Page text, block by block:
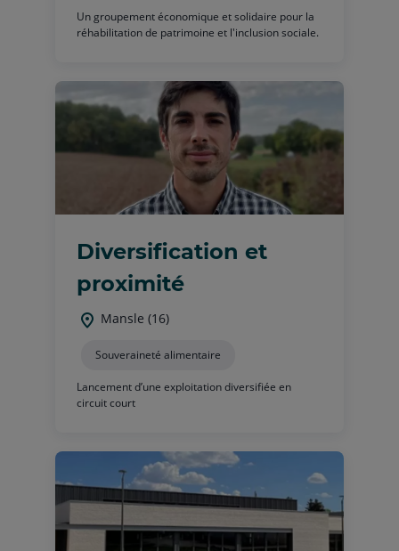
Un groupement économique et solidaire pour la
réhabilitation de patrimoine et l'inclusion sociale.
Diversification et
proximité
Mansle (16)
Souveraineté alimentaire
Lancement d’une exploitation diversifiée en
circuit court